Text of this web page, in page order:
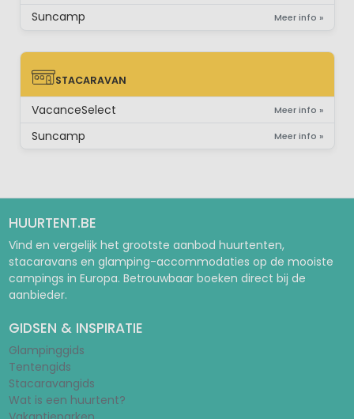
Suncamp Meer info »
STACARAVAN
STACARAVAN
VacanceSelect Meer info »
Suncamp Meer info »
HUURTENT.BE
Vind en vergelijk het grootste aanbod huurtenten,
stacaravans en glamping-accommodaties op de mooiste
campings in Europa. Betrouwbaar boeken direct bij de
aanbieder.
GIDSEN & INSPIRATIE
Glampinggids
Tentengids
Stacaravangids
Wat is een huurtent?